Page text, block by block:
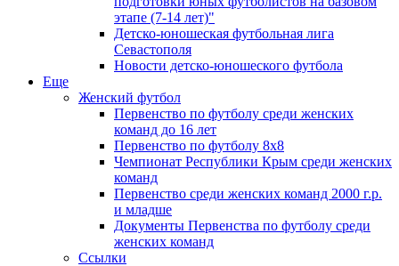
этапе (7-14 лет)"
Детско-юношеская футбольная лига
Севастополя
Новости детско-юношеского футбола
Еще
Женский футбол
Первенство по футболу среди женских
команд до 16 лет
Первенство по футболу 8х8
Чемпионат Республики Крым среди женских
команд
Первенство среди женских команд 2000 г.р.
и младше
Документы Первенства по футболу среди
женских команд
Ссылки